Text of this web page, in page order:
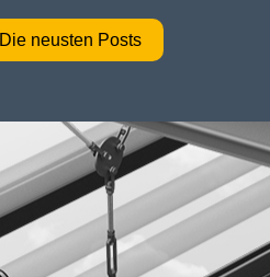
Die neusten Posts